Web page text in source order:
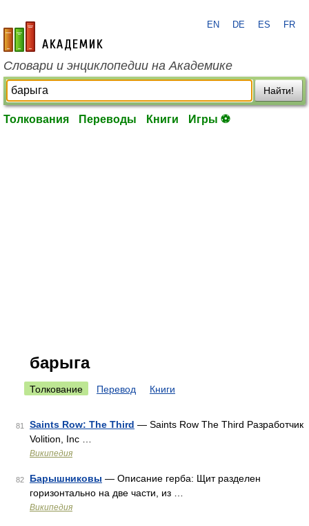
academic.ru
EN DE ES FR
Словари и энциклопедии на Академике
Найти!
Толкования Переводы Книги Игры ⚽
барыга
Толкование Перевод Книги
81 Saints Row: The Third — Saints Row The Third Разработчик
Volition, Inc …
Википедия
82 Барышниковы — Описание герба: Щит разделен
горизонтально на две части, из …
Википедия